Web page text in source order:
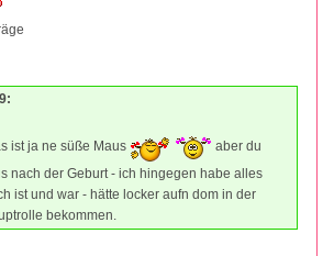
ist ja ne süße Maus
aber du
nach der Geburt - ich hingegen habe alles
ist und war - hätte locker aufn dom in der
bekommen.